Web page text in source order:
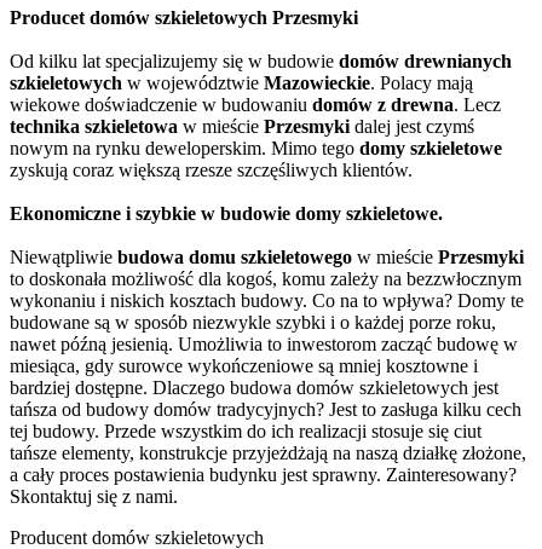
Producet domów szkieletowych Przesmyki
Od kilku lat specjalizujemy się w budowie domów drewnianych
szkieletowych w województwie Mazowieckie. Polacy mają
wiekowe doświadczenie w budowaniu domów z drewna. Lecz
technika szkieletowa w mieście Przesmyki dalej jest czymś
nowym na rynku deweloperskim. Mimo tego domy szkieletowe
zyskują coraz większą rzesze szczęśliwych klientów.
Ekonomiczne i szybkie w budowie domy szkieletowe.
Niewątpliwie budowa domu szkieletowego w mieście Przesmyki
to doskonała możliwość dla kogoś, komu zależy na bezzwłocznym
wykonaniu i niskich kosztach budowy. Co na to wpływa? Domy te
budowane są w sposób niezwykle szybki i o każdej porze roku,
nawet późną jesienią. Umożliwia to inwestorom zacząć budowę w
miesiąca, gdy surowce wykończeniowe są mniej kosztowne i
bardziej dostępne. Dlaczego budowa domów szkieletowych jest
tańsza od budowy domów tradycyjnych? Jest to zasługa kilku cech
tej budowy. Przede wszystkim do ich realizacji stosuje się ciut
tańsze elementy, konstrukcje przyjeżdżają na naszą działkę złożone,
a cały proces postawienia budynku jest sprawny. Zainteresowany?
Skontaktuj się z nami.
Producent domów szkieletowych